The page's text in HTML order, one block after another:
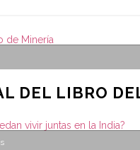
DEL LIBRO